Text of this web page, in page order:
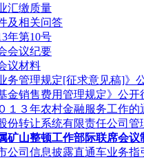
汇缴质量
及相关问答
年第10号
会议纪要
议材料
务管理规定[征求意见稿]》
金销售费用管理规定》公开
１３年农村金融服务工作的
份转让系统有限责任公司
矿山整顿工作部际联席会议
公司信息披露直通车业务指